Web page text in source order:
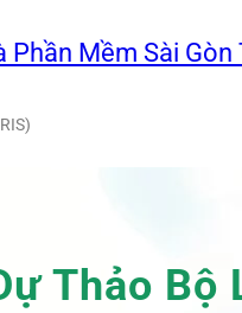
Phần Mềm Sài
Thảo